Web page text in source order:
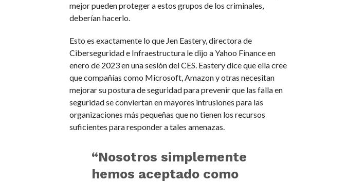
mejor pueden proteger a estos grupos de los criminales,
deberían hacerlo.
Esto es exactamente lo que Jen Eastery, directora de
Ciberseguridad e Infraestructura le dijo a Yahoo Finance en
enero de 2023 en una sesión del CES. Eastery dice que ella cree
que compañías como Microsoft, Amazon y otras necesitan
mejorar su postura de seguridad para prevenir que las falla en
seguridad se conviertan en mayores intrusiones para las
organizaciones más pequeñas que no tienen los recursos
suficientes para responder a tales amenazas.
“Nosotros simplemente
hemos aceptado como